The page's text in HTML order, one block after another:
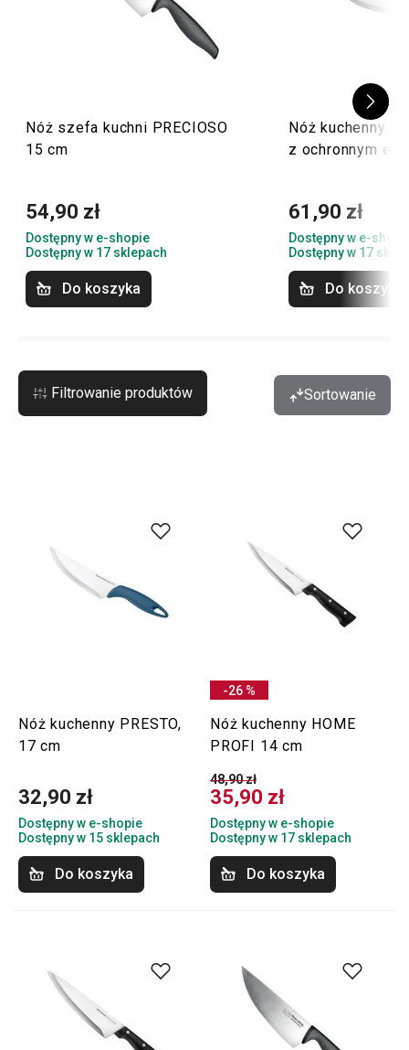
Nóż szefa kuchni PRECIOSO
15 cm
54,90 zł
Dostępny w e-shopie
Dostępny w 17 sklepach
Do koszyka
Nóż kuchenny
z ochronnym etui
61,90 zł
Dostępny w e-
Dostępny w 17
Do koszyka
Filtrowanie produktów Sortowanie
Nóż kuchenny PRESTO,
17 cm
32,90 zł
Dostępny w e-shopie
Dostępny w 15 sklepach
Do koszyka
-26 %
Nóż kuchenny HOME
PROFI 14 cm
48,90 zł
35,90 zł
Dostępny w e-shopie
Dostępny w 17 sklepach
Do koszyka